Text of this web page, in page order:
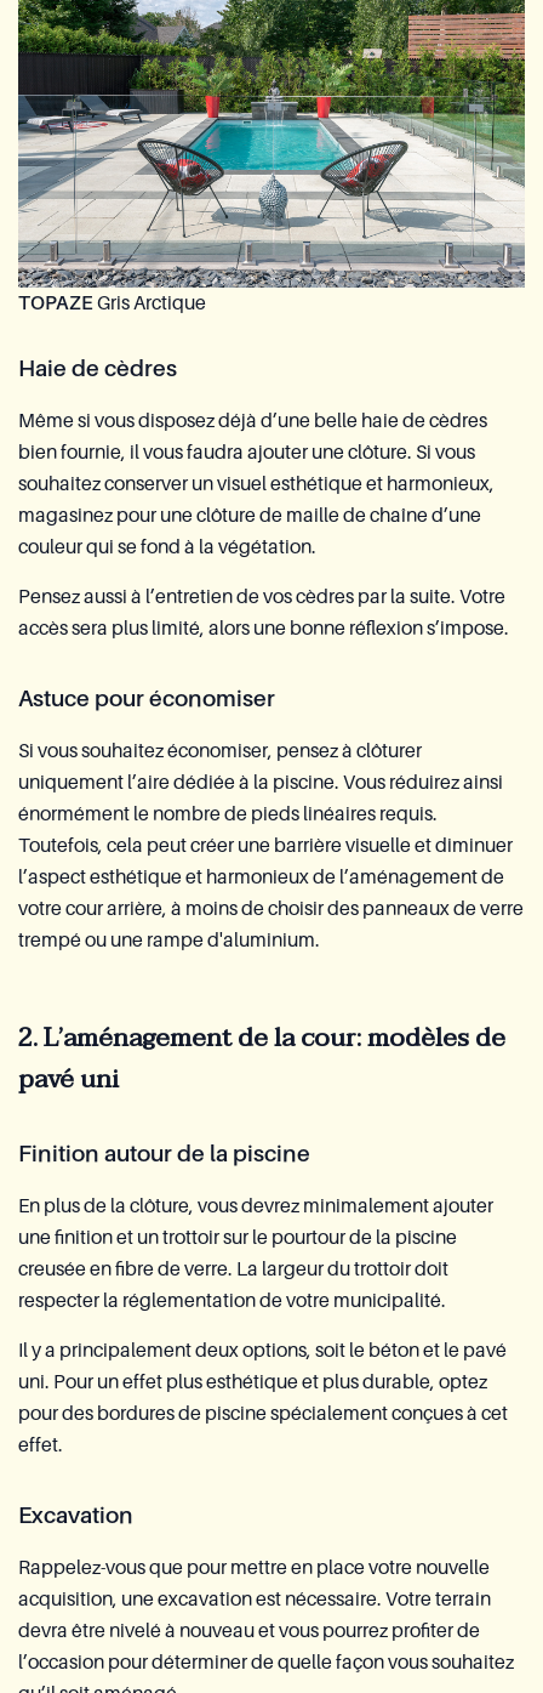
TOPAZEGris Arctique
Haie de cèdres
Même si vous disposez déjà d’une belle haie de cèdres
bien fournie, il vous faudra ajouter une clôture. Si vous
souhaitez conserver un visuel esthétique et harmonieux,
magasinez pour une clôture de maille de chaîne d’une
couleur qui se fond à la végétation.
Pensez aussi à l’entretien de vos cèdres par la suite. Votre
accès sera plus limité, alors une bonne réflexion s’impose.
Astuce pour économiser
Si vous souhaitez économiser, pensez à clôturer
uniquement l’aire dédiée à la piscine. Vous réduirez ainsi
énormément le nombre de pieds linéaires requis.
Toutefois, cela peut créer une barrière visuelle et diminuer
l’aspect esthétique et harmonieux de l’aménagement de
votre cour arrière, à moins de choisir des panneaux de verre
trempé ou une rampe d'aluminium.
2. L’aménagement de la cour: modèles de
pavé uni
Finition autour de la piscine
En plus de la clôture, vous devrez minimalement ajouter
une finition et un trottoir sur le pourtour de la piscine
creusée en fibre de verre. La largeur du trottoir doit
respecter la réglementation de votre municipalité.
Il y a principalement deux options, soit le béton et le pavé
uni. Pour un effet plus esthétique et plus durable, optez
pour des bordures de piscine spécialement conçues à cet
effet.
Excavation
Rappelez-vous que pour mettre en place votre nouvelle
acquisition, une excavation est nécessaire. Votre terrain
devra être nivelé à nouveau et vous pourrez profiter de
l’occasion pour déterminer de quelle façon vous souhaitez